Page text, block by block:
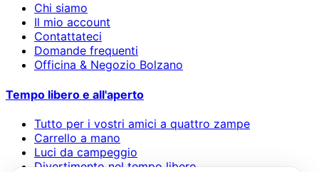
Chi siamo
Il mio account
Contattateci
Domande frequenti
Officina & Negozio Bolzano
Tempo libero e all'aperto
Tutto per i vostri amici a quattro zampe
Carrello a mano
Luci da campeggio
Divertimento nel tempo libero